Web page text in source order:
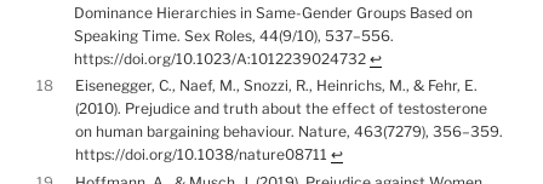
Dominance Hierarchies in Same-Gender Groups Based on
Speaking Time. Sex Roles, 44(9/10), 537–556.
https://doi.org/10.1023/A:1012239024732 ↩︎
18
Eisenegger, C., Naef, M., Snozzi, R., Heinrichs, M., & Fehr, E.
(2010). Prejudice and truth about the effect of testosterone
on human bargaining behaviour. Nature, 463(7279), 356–359.
https://doi.org/10.1038/nature08711 ↩︎